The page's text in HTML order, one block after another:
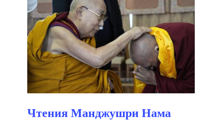
Чтения Манджушри Нама